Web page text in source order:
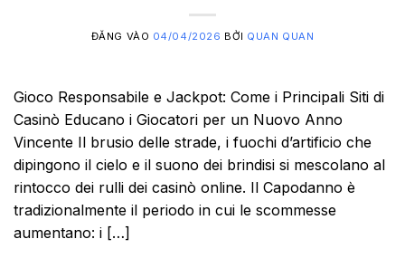
ĐĂNG VÀO 04/04/2026 BỞI QUAN QUAN
Gioco Responsabile e Jackpot: Come i Principali Siti di
Casinò Educano i Giocatori per un Nuovo Anno
Vincente Il brusio delle strade, i fuochi d’artificio che
dipingono il cielo e il suono dei brindisi si mescolano al
rintocco dei rulli dei casinò online. Il Capodanno è
tradizionalmente il periodo in cui le scommesse
aumentano: i […]